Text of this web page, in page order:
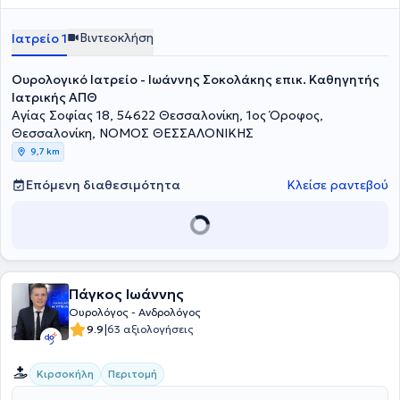
Ιατρείο 1 Βιντεοκλήση
Ουρολογικό Ιατρείο - Ιωάννης Σοκολάκης επικ. Καθηγητής
Ιατρικής ΑΠΘ
Αγίας Σοφίας 18, 54622 Θεσσαλονίκη, 1ος Όροφος,
Θεσσαλονίκη, ΝΟΜΟΣ ΘΕΣΣΑΛΟΝΙΚΗΣ
9,7 km
Επόμενη διαθεσιμότητα Κλείσε ραντεβού
Πάγκος Ιωάννης
Ουρολόγος - Ανδρολόγος
9.9|63 αξιολογήσεις
Κιρσοκήλη Περιτομή